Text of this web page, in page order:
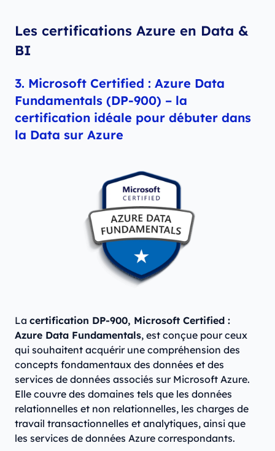
Les certifications Azure en Data &
BI
3. Microsoft Certified : Azure Data
Fundamentals (DP-900) – la
certification idéale pour débuter dans
la Data sur Azure
La certification DP-900, Microsoft Certified :
Azure Data Fundamentals, est conçue pour ceux
qui souhaitent acquérir une compréhension des
concepts fondamentaux des données et des
services de données associés sur Microsoft Azure.
Elle couvre des domaines tels que les données
relationnelles et non relationnelles, les charges de
travail transactionnelles et analytiques, ainsi que
les services de données Azure correspondants.